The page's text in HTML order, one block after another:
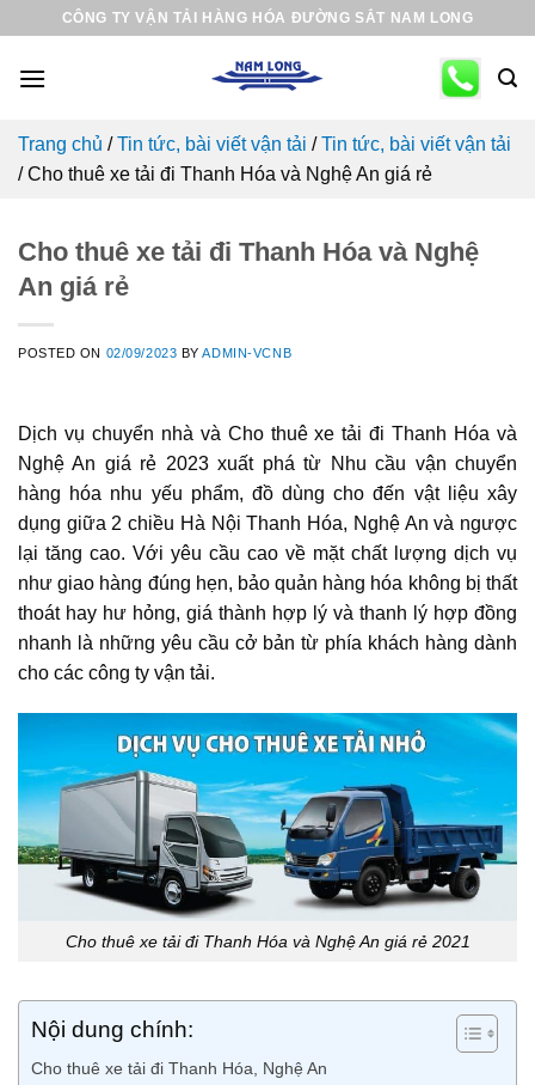
content
CÔNG TY VẬN TẢI HÀNG HÓA ĐƯỜNG SẮT NAM LONG
Trang chủ /Tin tức, bài viết vận tải /Tin tức, bài viết vận tải
/Cho thuê xe tải đi Thanh Hóa và Nghệ An giá rẻ
Cho thuê xe tải đi Thanh Hóa và Nghệ
An giá rẻ
POSTED ON 02/09/2023 BYADMIN-VCNB
Dịch vụ chuyển nhà và Cho thuê xe tải đi Thanh Hóa và
Nghệ An giá rẻ 2023 xuất phá từ Nhu cầu vận chuyển
hàng hóa nhu yếu phẩm, đồ dùng cho đến vật liệu xây
dụng giữa 2 chiều Hà Nội Thanh Hóa, Nghệ An và ngược
lại tăng cao. Với yêu cầu cao về mặt chất lượng dịch vụ
như giao hàng đúng hẹn, bảo quản hàng hóa không bị thất
thoát hay hư hỏng, giá thành hợp lý và thanh lý hợp đồng
nhanh là những yêu cầu cở bản từ phía khách hàng dành
cho các công ty vận tải.
Cho thuê xe tải đi Thanh Hóa và Nghệ An giá rẻ 2021
Nội dung chính:
Cho thuê xe tải đi Thanh Hóa, Nghệ An